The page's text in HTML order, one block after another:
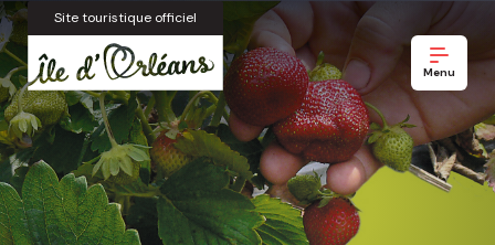
Site touristique officiel
Menu